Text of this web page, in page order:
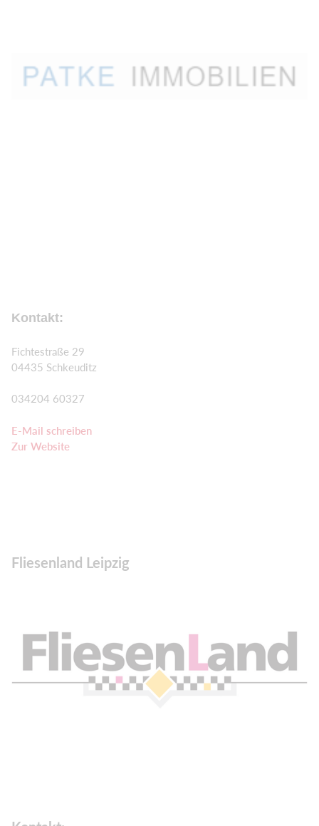
Kontakt:
Fichtestraße 29
04435 Schkeuditz
034204 60327
E-Mail schreiben
Zur Website
Fliesenland Leipzig